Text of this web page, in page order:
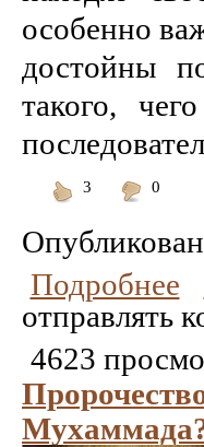
особенно
достойны
такого,
3
0
Подробнее
отправлять
4623